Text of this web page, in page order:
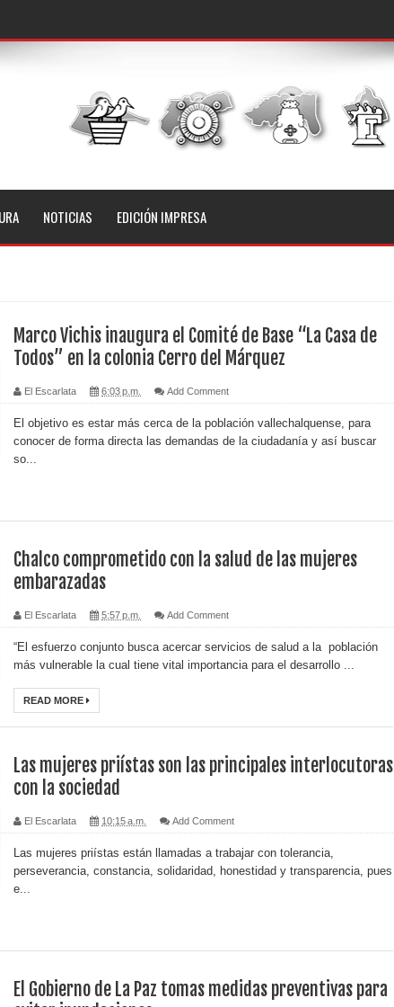
NOTICIAS EDICIÓN IMPRESA
Marco Vichis inaugura el Comité de Base “La Casa de
Todos” en la colonia Cerro del Márquez
El Escarlata 6:03 p.m. Add Comment
El objetivo es estar más cerca de la población vallechalquense, para
conocer de forma directa las demandas de la ciudadanía y así buscar
so...
Chalco comprometido con la salud de las mujeres
embarazadas
El Escarlata 5:57 p.m. Add Comment
“El esfuerzo conjunto busca acercar servicios de salud a la población
más vulnerable la cual tiene vital importancia para el desarrollo ...
READ MORE
Las mujeres priístas son las principales interlocutoras
con la sociedad
El Escarlata 10:15 a.m. Add Comment
Las mujeres priístas están llamadas a trabajar con tolerancia,
perseverancia, constancia, solidaridad, honestidad y transparencia, pues
e...
El Gobierno de La Paz tomas medidas preventivas para